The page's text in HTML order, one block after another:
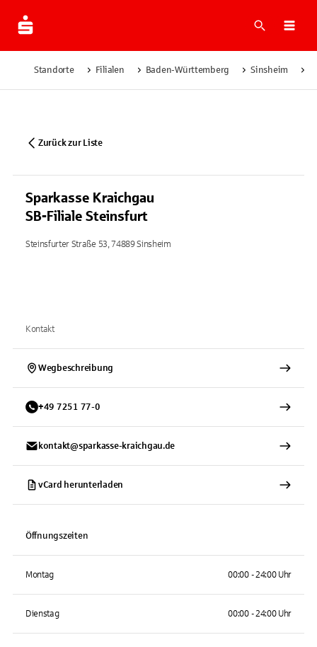
Suche
Standorte Filialen Baden-Württemberg Sinsheim
Zurück zur Liste
Sparkasse Kraichgau
SB-Filiale Steinsfurt
Steinsfurter Straße 53, 74889 Sinsheim
Kontakt
Wegbeschreibung
+49 7251 77-0
kontakt@sparkasse-kraichgau.de
vCard herunterladen
Öffnungszeiten
Montag 00:00 - 24:00 Uhr
Dienstag 00:00 - 24:00 Uhr